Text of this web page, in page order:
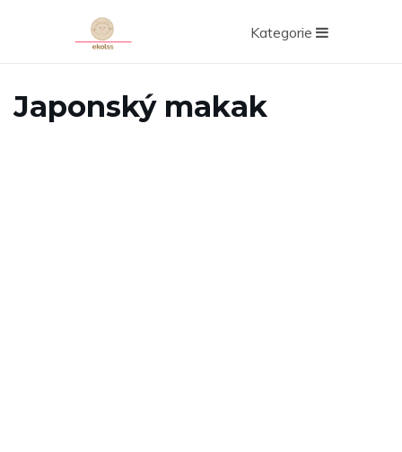
Kategorie
Japonský makak